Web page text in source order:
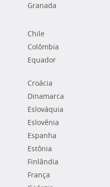
Granada
Chile
Colômbia
Equador
Croácia
Dinamarca
Eslováquia
Eslovênia
Espanha
Estônia
Finlândia
França